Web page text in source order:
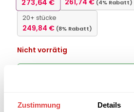
Zustimmung Details
273,64 € 261,74 € (4% Rabatt)
20+ stücke
249,84 € (8% Rabatt)
Nicht vorrätig